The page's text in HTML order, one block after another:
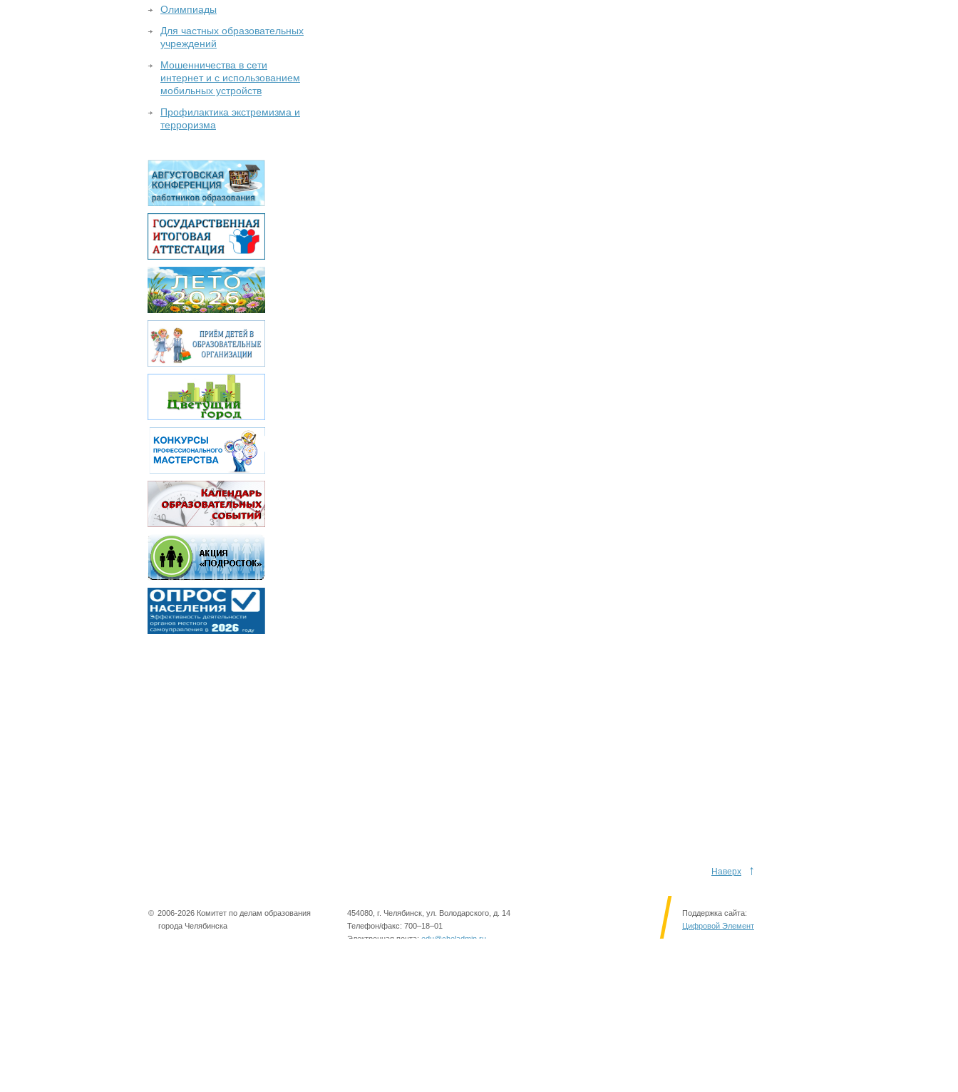
Олимпиады
Для частных образовательных
учреждений
Мошенничества в сети
интернет и с использованием
мобильных устройств
Профилактика экстремизма и
терроризма
Наверх ↑
© 2006-2026 Комитет по делам образования
города Челябинска
454080, г. Челябинск, ул. Володарского, д. 14
Телефон/факс: 700–18–01
Электронная почта: edu@cheladmin.ru
Поддержка сайта:
Цифровой Элемент